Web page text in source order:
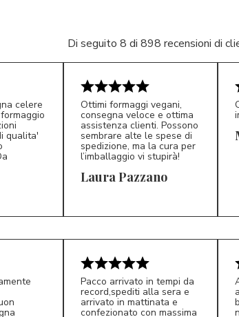
Di seguito 8 di 898 recensioni di
celere
qualita'
LP 5/5
Ottimi formaggi vegani,
consegna veloce e ottima
assistenza clienti. Possono
sembrare alte le spese di
spedizione, ma la cura per
l’imballaggio vi stupirà!
Laura Pazzano
Pacco arrivato in tempi da
record,spediti alla sera e
arrivato in mattinata e
confezionato con massima